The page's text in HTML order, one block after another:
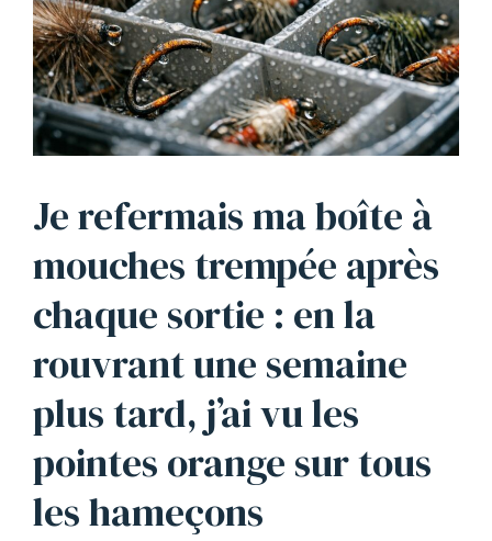
Je refermais ma boîte à
mouches trempée après
chaque sortie : en la
rouvrant une semaine
plus tard, j’ai vu les
pointes orange sur tous
les hameçons